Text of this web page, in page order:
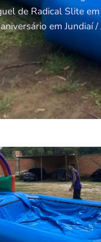
de Radical Slite em
em Jundiaí /